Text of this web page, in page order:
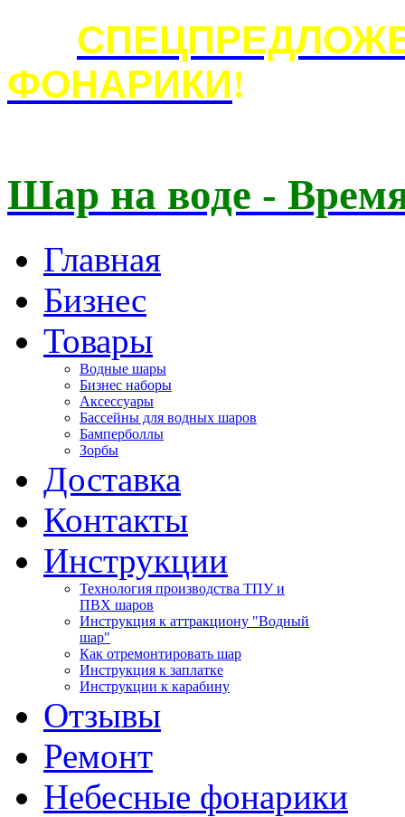
ФОНАРИКИ!
Шар на воде -
Главная
Бизнес
Товары
Водные шары
Бизнес наборы
Аксессуары
Бассейны для водных шаров
Бамперболлы
Зорбы
Доставка
Контакты
Инструкции
Технология производства ТПУ и
ПВХ шаров
Инструкция к аттракциону "Водный
шар"
Как отремонтировать шар
Инструкция к заплатке
Инструкции к карабину
Отзывы
Ремонт
Небесные фонарики